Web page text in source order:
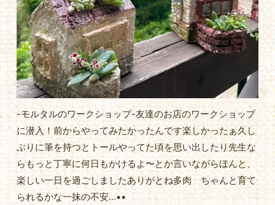
-モルタルのワークショップ-友達のお店のワークショップ
に潜入！前からやってみたかったんです楽しかったぁ久し
ぶりに筆を持つとトールやってた頃を思い出したり先生な
らもっと丁寧に何日もかけるよ〜とか言いながらほんと、
楽しい一日を過ごしましたありがとね多肉 ちゃんと育て
られるかな一抹の不安…••